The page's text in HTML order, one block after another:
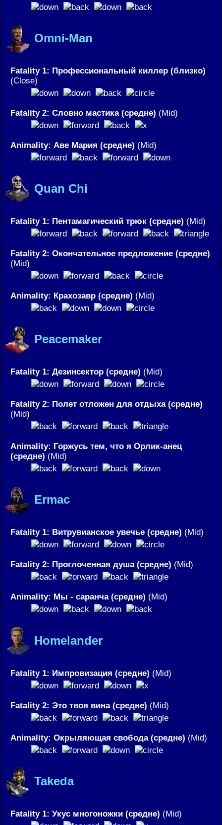
Omni-Man
Fatality 1: Профессиональный киллер (близко)
(Close)
Fatality 2: Словно мастика (средне) (Mid)
Animality: Аве Мария (средне) (Mid)
Quan Chi
Fatality 1: Пентамагический трюк (средне) (Mid)
Fatality 2: Окончательное предложение (средне)
(Mid)
Animality: Крахозавр (средне) (Mid)
Peacemaker
Fatality 1: Дезинсектор (средне) (Mid)
Fatality 2: Полет отложен для отдыха (средне)
(Mid)
Animality: Горжусь тем, что я Орлик-анец
(средне) (Mid)
Ermac
Fatality 1: Витрувианское увечье (средне) (Mid)
Fatality 2: Проглоченная душа (средне) (Mid)
Animality: Мы - саранча (средне) (Mid)
Homelander
Fatality 1: Импровизация (средне) (Mid)
Fatality 2: Это твоя вина (средне) (Mid)
Animality: Окрыляющая свобода (средне) (Mid)
Takeda
Fatality 1: Укус многоножки (средне) (Mid)